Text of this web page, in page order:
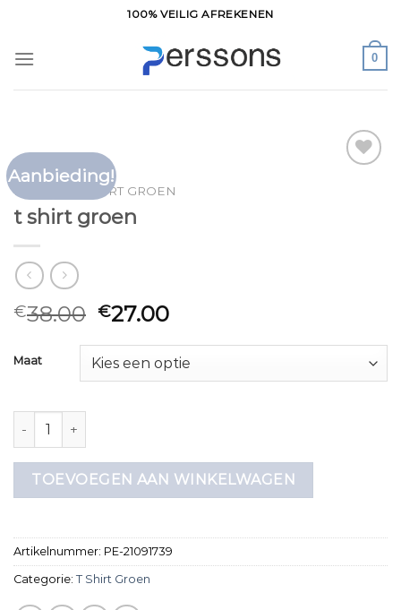
inhoud
100% VEILIG AFREKENEN
0
Aanbieding!
HOME T SHIRT GROEN
t shirt groen
€38.00 €27.00
Maat
t shirt groen aantal
TOEVOEGEN AAN WINKELWAGEN
Artikelnummer: PE-21091739
Categorie: T Shirt Groen